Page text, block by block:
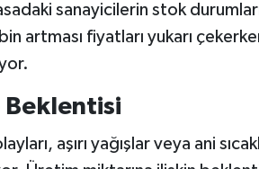
sanayicilerin stok
artması fiyatları yukarı
Beklentisi
aşırı yağışlar veya ani